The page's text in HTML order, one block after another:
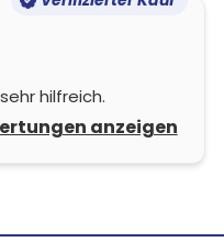
hilfreich.
anzeigen